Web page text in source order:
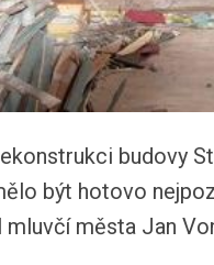
budovy
být hotovo
města Jan